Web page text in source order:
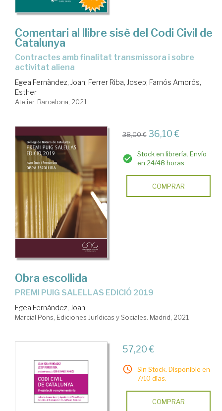
Comentari al llibre sisè del Codi Civil de
Catalunya
contractes amb finalitat transmissora i sobre
activitat aliena
Egea Fernàndez, Joan; Ferrer Riba, Josep; Farnós Amorós,
Esther
Atelier. Barcelona, 2021
38,00 € 36,10 €
Stock en librería. Envío
en 24/48 horas
COMPRAR
Obra escollida
PREMI PUIG SALELLAS EDICIÓ 2019
Egea Fernàndez, Joan
Marcial Pons, Ediciones Jurídicas y Sociales. Madrid, 2021
57,20 €
Sin Stock. Disponible en
7/10 días.
COMPRAR